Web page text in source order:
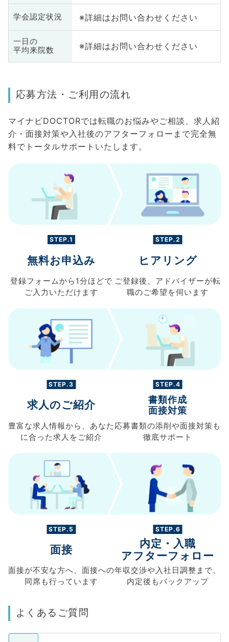
学会認定状況 ※詳細はお問い合わせください
一日の
平均来院数
※詳細はお問い合わせください
応募方法・ご利用の流れ
マイナビDOCTORでは転職のお悩みやご相談、求人紹
介・面接対策や入社後のアフターフォローまで完全無
料でトータルサポートいたします。
STEP.1
無料お申込み
登録フォームから 1分ほどで
ご入力 いただけます
STEP.2
ヒアリング
ご登録後、 アドバイザーが転
職のご希望を伺います
STEP.3
求人のご紹介
豊富な求人情報から、 あなた
に合った求人を ご紹介
STEP.4
書類作成
面接対策
応募書類の添削や面接対策も
徹底サポート
STEP.5
面接
面接が不安な方へ、 面接への
同席も行っています
STEP.6
内定・入職
アフターフォロー
年収交渉や入社日調整まで、
内定後もバックアップ
よくあるご質問